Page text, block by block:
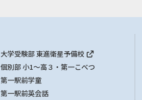
大学受験部 東進衛星予備校
個別部 小1～高３・第一こべつ
第一駅前学童
第一駅前英会話